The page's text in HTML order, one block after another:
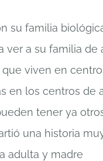
su familia
ver a su familia de
viven en
en los centros de
tener ya
una historia
adulta y madre